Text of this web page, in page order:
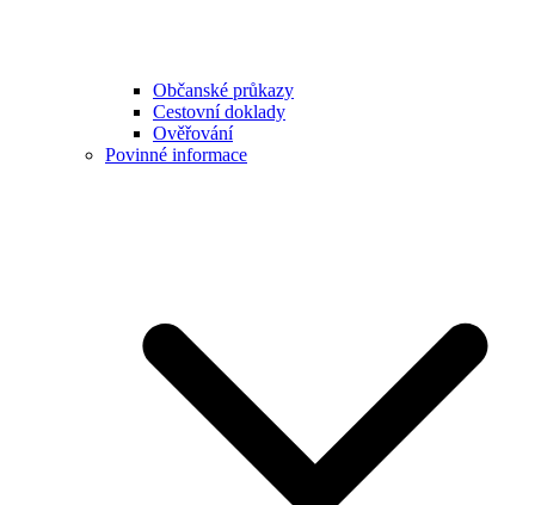
Občanské průkazy
Cestovní doklady
Ověřování
Povinné informace